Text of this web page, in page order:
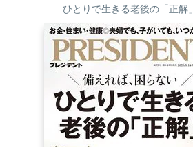
ひとりで生きる老後の「正解」